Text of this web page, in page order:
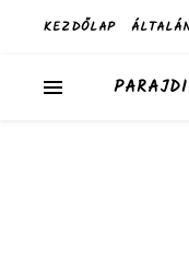
KEZDŐLAP